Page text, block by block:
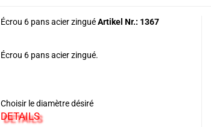
Écrou 6 pans acier zinguéArtikel Nr.: 1367
Écrou 6 pans acier zingué.
Choisir le diamètre désiré
DETAILS